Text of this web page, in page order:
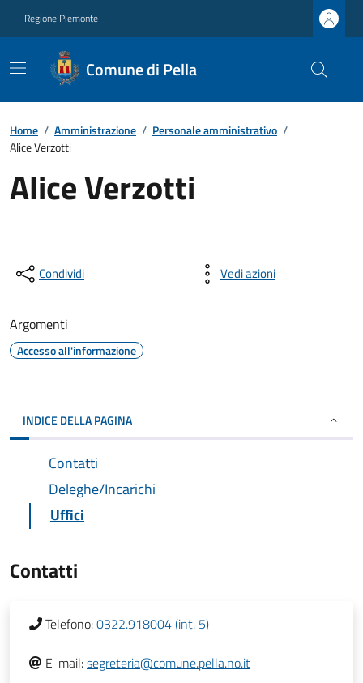
Regione Piemonte
Comune di Pella
Home / Amministrazione / Personale amministrativo /
Alice Verzotti
Alice Verzotti
Condividi Vedi azioni
Argomenti
Accesso all'informazione
INDICE DELLA PAGINA
Contatti
Deleghe/Incarichi
Uffici
Contatti
Telefono:0322.918004 (int. 5)
E-mail:segreteria@comune.pella.no.it